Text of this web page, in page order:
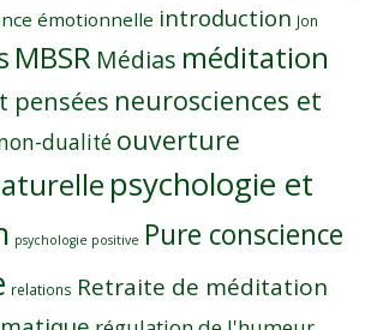
émotionnelle introduction Jon
MBSR Médias méditation
pensées neurosciences et
dualité ouverture
psychologie et
psychologie positive Pure conscience
relations Retraite de méditation